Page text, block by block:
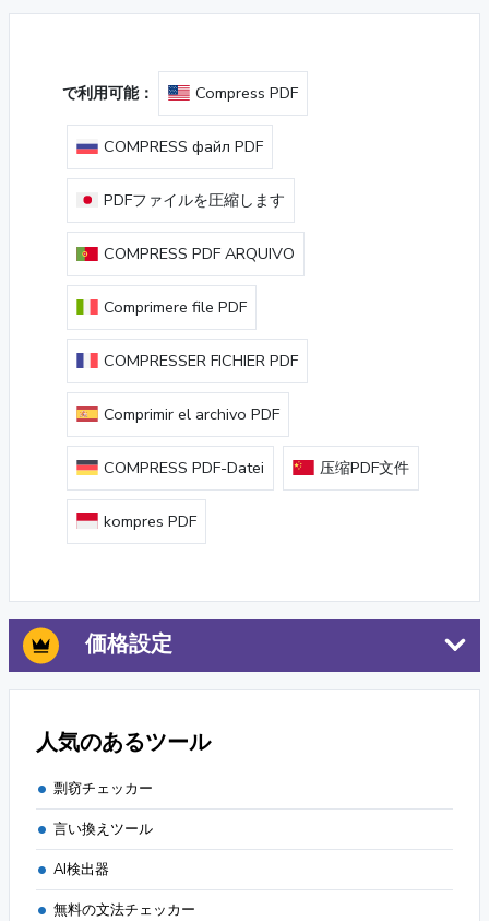
で利用可能： Compress PDF
COMPRESS файл PDF
PDFファイルを圧縮します
COMPRESS PDF ARQUIVO
Comprimere file PDF
COMPRESSER FICHIER PDF
Comprimir el archivo PDF
COMPRESS PDF-Datei 压缩PDF文件
kompres PDF
価格設定
人気のあるツール
剽窃チェッカー
言い換えツール
AI検出器
無料の文法チェッカー